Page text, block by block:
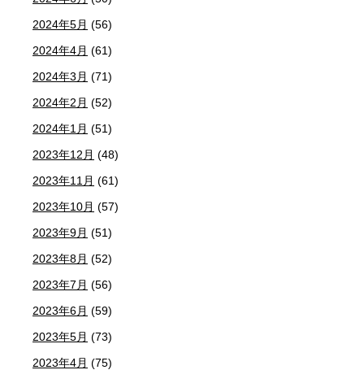
2024年5月 (56)
2024年4月 (61)
2024年3月 (71)
2024年2月 (52)
2024年1月 (51)
2023年12月 (48)
2023年11月 (61)
2023年10月 (57)
2023年9月 (51)
2023年8月 (52)
2023年7月 (56)
2023年6月 (59)
2023年5月 (73)
2023年4月 (75)